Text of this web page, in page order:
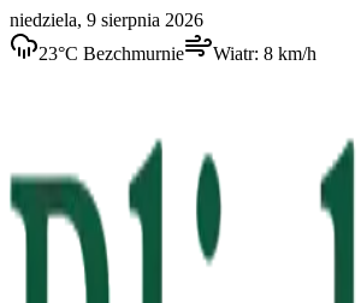
niedziela, 9 sierpnia 2026
23°C Bezchmurnie Wiatr: 8 km/h